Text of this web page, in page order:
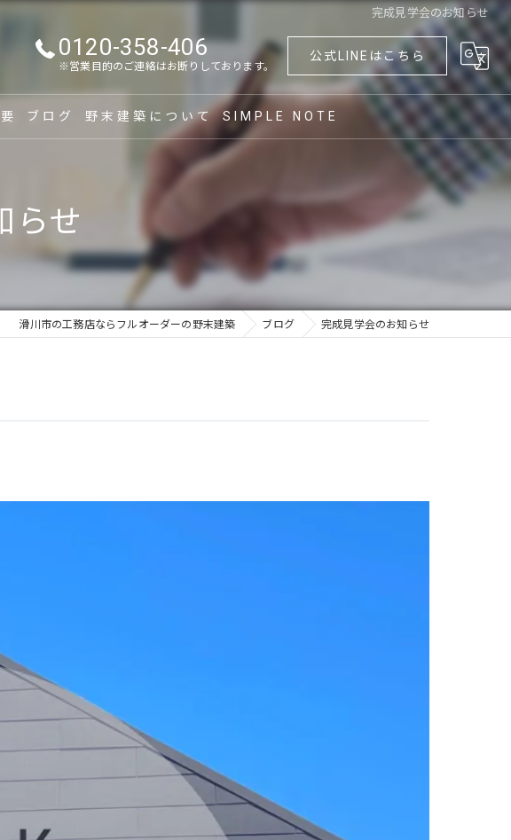
完成見学会のお知らせ
0120-358-406
※営業目的のご連絡はお断りしております。
公式LINEはこちら
ブログ 野末建築について
リフォーム
建て替え
SIMPLE NOTE
らせ
滑川市の工務店ならフルオーダーの野末建築 ブログ 完成見学会のお知らせ